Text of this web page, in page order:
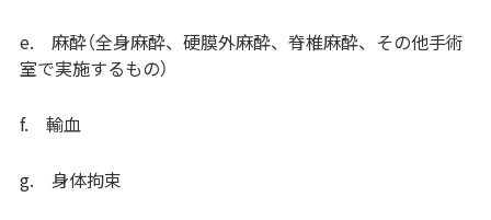
e. 麻酔（全身麻酔、硬膜外麻酔、脊椎麻酔、その他手術
室で実施するもの）
f. 輸血
g. 身体拘束